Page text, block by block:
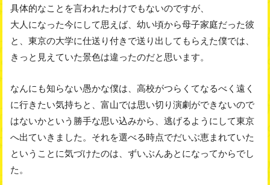
具体的なことを言われたわけでもないのですが、
大人になった今にして思えば、幼い頃から母子家庭だった彼
と、東京の大学に仕送り付きで送り出してもらえた僕では、
きっと見えていた景色は違ったのだと思います。
なんにも知らない愚かな僕は、高校がつらくてなるべく遠く
に行きたい気持ちと、富山では思い切り演劇ができないので
はないかという勝手な思い込みから、逃げるようにして東京
へ出ていきました。それを選べる時点でだいぶ恵まれていた
ということに気づけたのは、ずいぶんあとになってからでし
た。